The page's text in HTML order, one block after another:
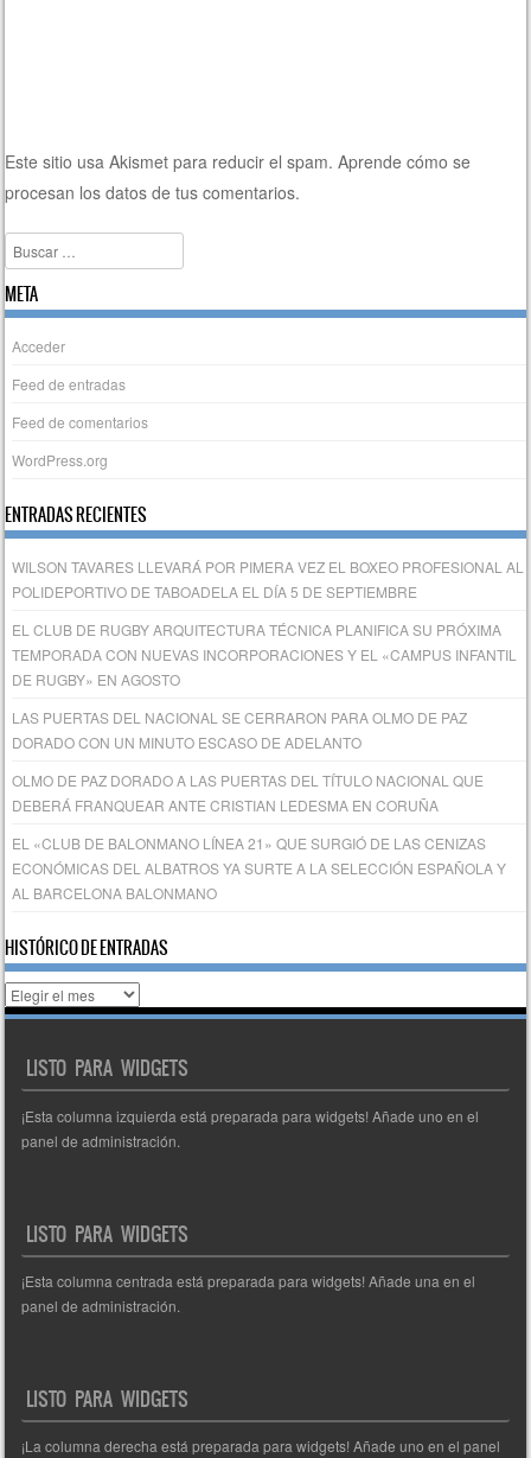
Este sitio usa Akismet para reducir el spam.Aprende cómo se
procesan los datos de tus comentarios.
Buscar
META
Acceder
Feed de entradas
Feed de comentarios
WordPress.org
ENTRADAS RECIENTES
WILSON TAVARES LLEVARÁ POR PIMERA VEZ EL BOXEO PROFESIONAL AL
POLIDEPORTIVO DE TABOADELA EL DÍA 5 DE SEPTIEMBRE
EL CLUB DE RUGBY ARQUITECTURA TÉCNICA PLANIFICA SU PRÓXIMA
TEMPORADA CON NUEVAS INCORPORACIONES Y EL «CAMPUS INFANTIL
DE RUGBY» EN AGOSTO
LAS PUERTAS DEL NACIONAL SE CERRARON PARA OLMO DE PAZ
DORADO CON UN MINUTO ESCASO DE ADELANTO
OLMO DE PAZ DORADO A LAS PUERTAS DEL TÍTULO NACIONAL QUE
DEBERÁ FRANQUEAR ANTE CRISTIAN LEDESMA EN CORUÑA
EL «CLUB DE BALONMANO LÍNEA 21» QUE SURGIÓ DE LAS CENIZAS
ECONÓMICAS DEL ALBATROS YA SURTE A LA SELECCIÓN ESPAÑOLA Y
AL BARCELONA BALONMANO
HISTÓRICO DE ENTRADAS
Histórico
de
LISTO PARA WIDGETS
¡Esta columna izquierda está preparada para widgets! Añade uno en el
panel de administración.
LISTO PARA WIDGETS
¡Esta columna centrada está preparada para widgets! Añade una en el
panel de administración.
LISTO PARA WIDGETS
¡La columna derecha está preparada para widgets! Añade uno en el panel